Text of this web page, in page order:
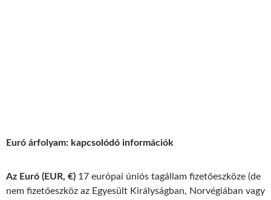
Euró árfolyam: kapcsolódó információk
Az Euró (EUR, €) 17 európai úniós tagállam fizetőeszköze (de
nem fizetőeszköz az Egyesült Királyságban, Norvégiában vagy